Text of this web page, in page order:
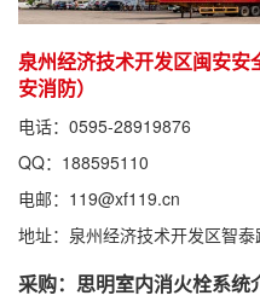
泉州经济技术开发区闽安
安消防）
电话：0595-28919876
QQ：188595110
电邮：119@xf119.cn
地址：泉州经济技术开发区智泰
采购：思明室内消火栓系统